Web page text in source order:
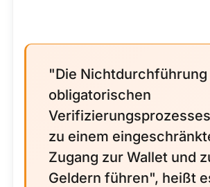
"Die Nichtdurchführung
obligatorischen
zu einem
Zugang zur Wallet und
Geldern führen", heißt